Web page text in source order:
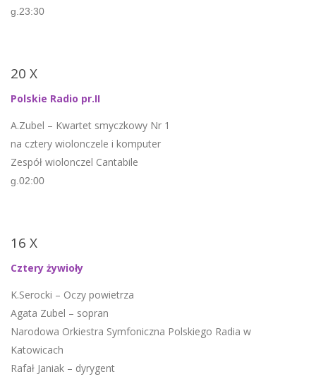
g.23:30
20 X
Polskie Radio pr.II
A.Zubel – Kwartet smyczkowy Nr 1
na cztery wiolonczele i komputer
Zespół wiolonczel Cantabile
g.02:00
16 X
Cztery żywioły
K.Serocki – Oczy powietrza
Agata Zubel – sopran
Narodowa Orkiestra Symfoniczna Polskiego Radia w
Katowicach
Rafał Janiak – dyrygent